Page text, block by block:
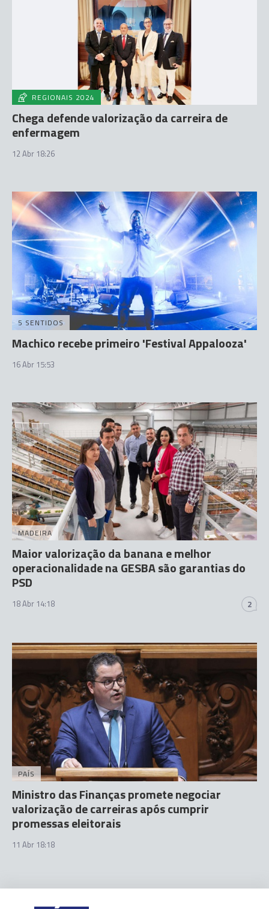
REGIONAIS 2024
Chega defende valorização da carreira de
enfermagem
12 Abr 18:26
5 SENTIDOS
Machico recebe primeiro 'Festival Appalooza'
16 Abr 15:53
MADEIRA
Maior valorização da banana e melhor
operacionalidade na GESBA são garantias do
PSD
18 Abr 14:18 2
PAÍS
Ministro das Finanças promete negociar
valorização de carreiras após cumprir
promessas eleitorais
11 Abr 18:18